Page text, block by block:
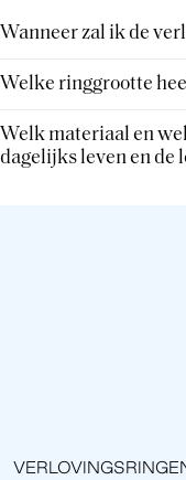
Wanneer zal ik de
Welke ringgrootte
Welk materiaal en
dagelijks leven en de